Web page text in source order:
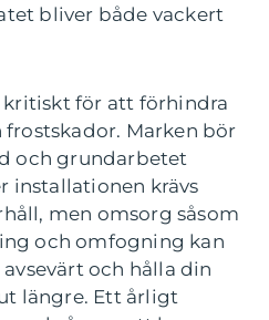
bliver både vackert
för att förhindra
Marken bör
och grundarbetet
installationen krävs
men omsorg såsom
och omfogning kan
och hålla din
längre. Ett årligt